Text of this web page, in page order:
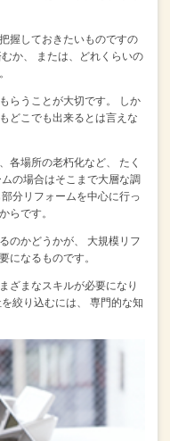
握しておきたいものですの
か、
または、どれくらいの
らうことが大切です。
しか
どこでも出来るとは言えな
各場所の老朽化など、
たく
の場合はそこまで大層な調
分リフォームを中心に行っ
らです。
のかどうかが、
大規模リフ
になるものです。
ざまなスキルが必要になり
絞り込むには、
専門的な知